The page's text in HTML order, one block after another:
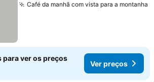
Café da manhã com vista para a montanha
para ver os preços
Ver preços